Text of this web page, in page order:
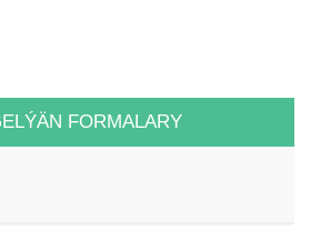
FORMALARY